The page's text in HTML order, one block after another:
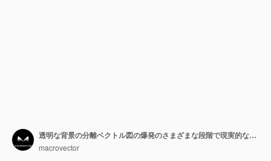
透明な背景の分離ベクトル図の爆発のさまざまな段階で現実的なシャボン玉
macrovector